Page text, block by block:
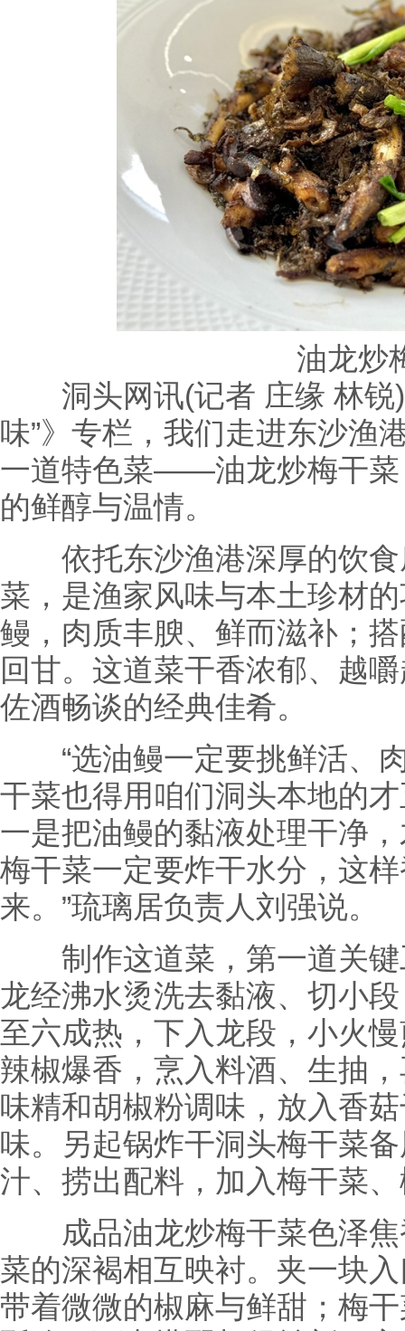
油龙炒
洞头网讯(记者 庄缘 林锐)
味”》专栏，我们走进东沙渔
一道特色菜——油龙炒梅干菜
的鲜醇与温情。
依托东沙渔港深厚的饮食
菜，是渔家风味与本土珍材
鳗，肉质丰腴、鲜而滋补；
回甘。这道菜干香浓郁、越
佐酒畅谈的经典佳肴。
“选油鳗一定要挑鲜活、
干菜也得用咱们洞头本地的
一是把油鳗的黏液处理干净
梅干菜一定要炸干水分，这
来。”琉璃居负责人刘强说。
制作这道菜，第一道关键
龙经沸水烫洗去黏液、切小
至六成热，下入龙段，小火
辣椒爆香，烹入料酒、生抽
味精和胡椒粉调味，放入香
味。另起锅炸干洞头梅干菜
汁、捞出配料，加入梅干菜
成品油龙炒梅干菜色泽焦
菜的深褐相互映衬。夹一块
带着微微的椒麻与鲜甜；梅